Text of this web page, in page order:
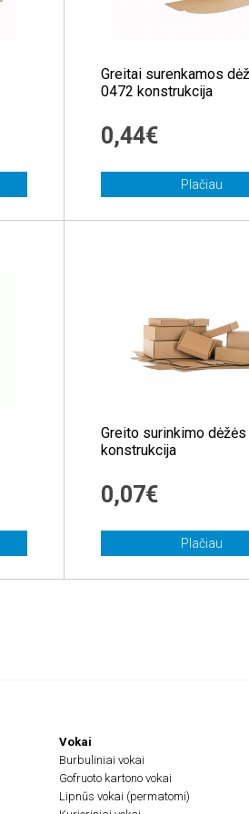
Greitai surenkamos
0472 konstrukcija
0,44€
Plačiau
Greito surinkimo
konstrukcija
0,07€
Plačiau
Vokai
Burbuliniai vokai
Gofruoto kartono vokai
Lipnūs vokai (permatomi)